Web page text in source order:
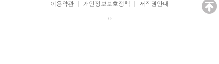
이용약관 개인정보보호정책 저작권안내
©